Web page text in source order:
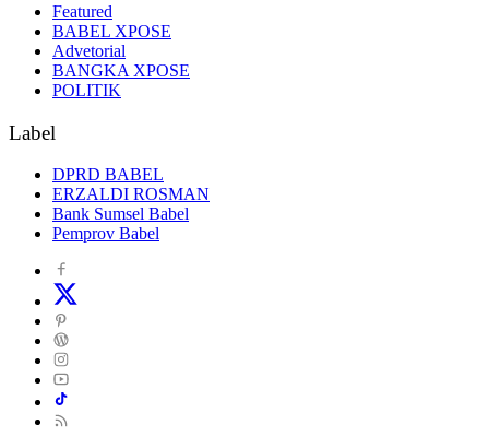
Featured
BABEL XPOSE
Advetorial
BANGKA XPOSE
POLITIK
Label
DPRD BABEL
ERZALDI ROSMAN
Bank Sumsel Babel
Pemprov Babel